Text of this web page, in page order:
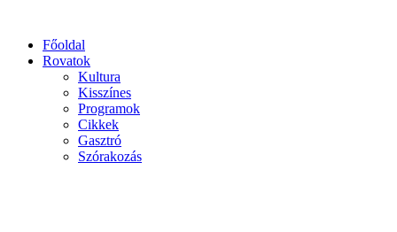
Főoldal
Rovatok
Kultura
Kisszínes
Programok
Cikkek
Gasztró
Szórakozás